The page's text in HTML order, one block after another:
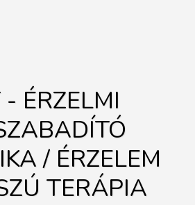
- ÉRZELMI
/ ÉRZELEM
TERÁPIA